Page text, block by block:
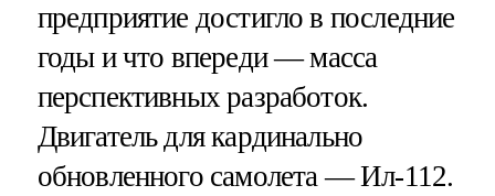
предприятие достигло в последние
годы и что впереди — масса
перспективных разработок.
Двигатель для кардинально
обновленного самолета — Ил-112.